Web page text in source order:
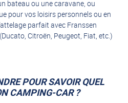
bateau ou une caravane, ou
pour vos loisirs personnels ou en
parfait avec Franssen
Citroën, Peugeot, Fiat, etc.)
POUR SAVOIR QUEL
CAMPING-CAR ?